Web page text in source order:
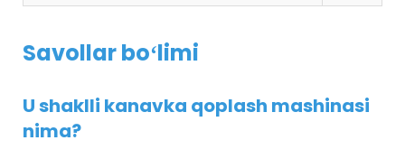
Savollar boʻlimi
U shaklli kanavka qoplash mashinasi
nima?